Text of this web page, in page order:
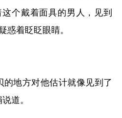
个戴着面具的男人，见到
惑着眨眨眼睛。
的地方对他估计就像见到了
道。